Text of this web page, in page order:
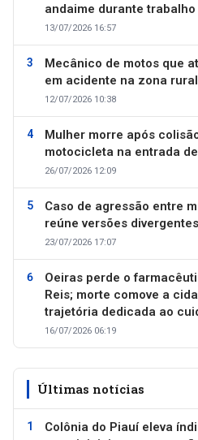
andaime durante
13/07/2026 16:57
Mecânico de motos que
em acidente na zona
12/07/2026 10:38
Mulher morre após
motocicleta na entrada
26/07/2026 12:09
Caso de agressão entre
reúne versões
23/07/2026 17:07
Oeiras perde o
Reis; morte comove a
trajetória dedicada ao
16/07/2026 06:19
Últimas notícias
Colônia do Piauí eleva